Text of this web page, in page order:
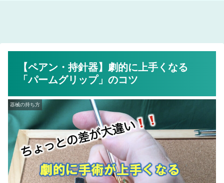
【ペアン・持針器】劇的に上手くなる
「パームグリップ」のコツ
器械の持ち方